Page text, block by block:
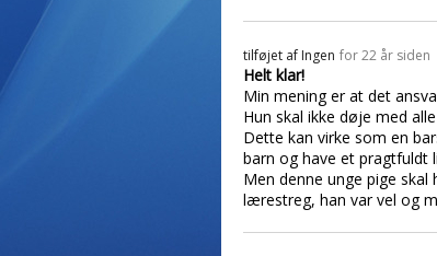
tilføjet af Ingen for 22 år siden
Helt klar!
Min mening er at det
Hun skal ikke døje med
Dette kan virke som en
barn og have et pragtfuldt
Men denne unge pige
lærestreg, han var vel og